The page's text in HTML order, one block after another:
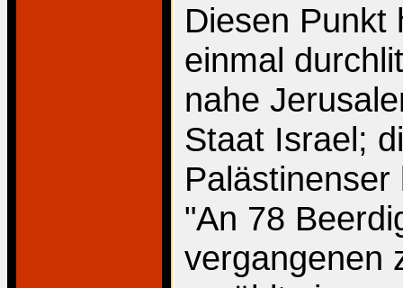
Diesen Punkt
einmal
nahe
Staat Israel;
"An 78
vergangenen